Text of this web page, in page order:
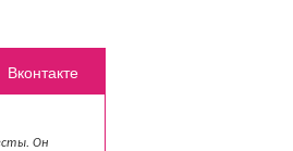
Вконтакте
Он